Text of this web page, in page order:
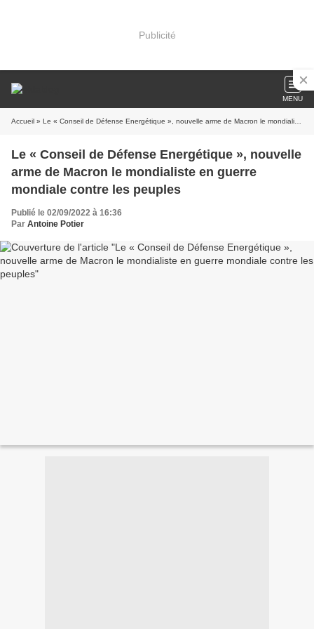
Publicité
MENU
Accueil » Le « Conseil de Défense Energétique », nouvelle arme de Macron le mondialiste en guerre mondiale contre les peuples
Le « Conseil de Défense Energétique », nouvelle
arme de Macron le mondialiste en guerre
mondiale contre les peuples
Publié le 02/09/2022 à 16:36
Par Antoine Potier